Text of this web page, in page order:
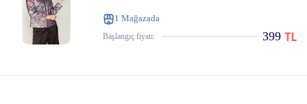
1 Mağazada
Başlangıç ​​fiyatı: 399